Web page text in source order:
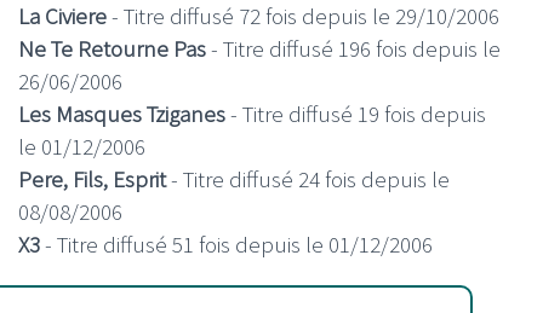
La Civiere- Titre diffusé 72 fois depuis le 29/10/2006
Ne Te Retourne Pas- Titre diffusé 196 fois depuis le
26/06/2006
Les Masques Tziganes- Titre diffusé 19 fois depuis
le 01/12/2006
Pere, Fils, Esprit- Titre diffusé 24 fois depuis le
08/08/2006
X3- Titre diffusé 51 fois depuis le 01/12/2006